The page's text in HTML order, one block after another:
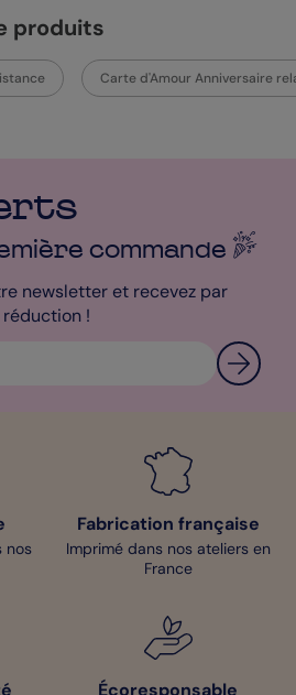
produits
Carte d'Amour Anniversaire
commande
newsletter et recevez par
!
nos
Fabrication française
Imprimé dans nos ateliers en
France
Écoresponsable